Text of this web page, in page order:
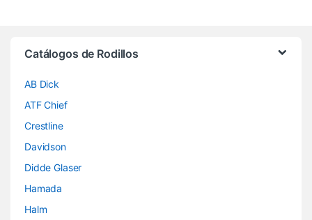
Catálogos de Rodillos
AB Dick
ATF Chief
Crestline
Davidson
Didde Glaser
Hamada
Halm